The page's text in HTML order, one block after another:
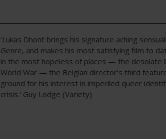
'Lukas Dhont brings his signature aching
Genre, and makes his most satisfying film to
in the most hopeless of places — the desolate
World War — the Belgian director's third
ground for his interest in imperiled queer
crisis.' Guy Lodge (Variety)